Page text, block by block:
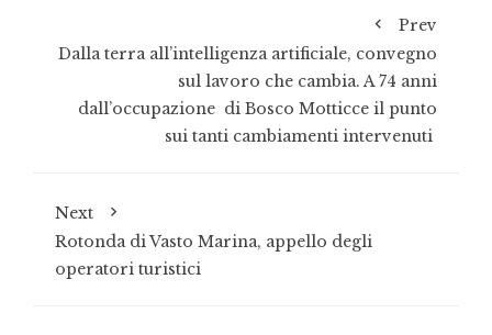
Prev
Dalla terra all’intelligenza artificiale, convegno
sul lavoro che cambia. A 74 anni
dall’occupazione di Bosco Motticce il punto
sui tanti cambiamenti intervenuti
Next
Rotonda di Vasto Marina, appello degli
operatori turistici